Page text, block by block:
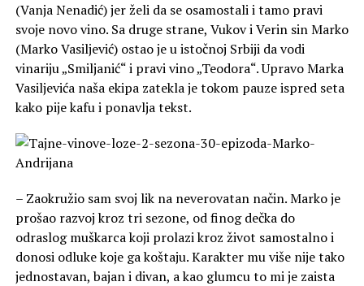
(Vanja Nenadić) jer želi da se osamostali i tamo pravi
svoje novo vino. Sa druge strane, Vukov i Verin sin Marko
(Marko Vasiljević) ostao je u istočnoj Srbiji da vodi
vinariju „Smiljanić“ i pravi vino „Teodora“. Upravo Marka
Vasiljevića naša ekipa zatekla je tokom pauze ispred seta
kako pije kafu i ponavlja tekst.
– Zaokružio sam svoj lik na neverovatan način. Marko je
prošao razvoj kroz tri sezone, od finog dečka do
odraslog muškarca koji prolazi kroz život samostalno i
donosi odluke koje ga koštaju. Karakter mu više nije tako
jednostavan, bajan i divan, a kao glumcu to mi je zaista